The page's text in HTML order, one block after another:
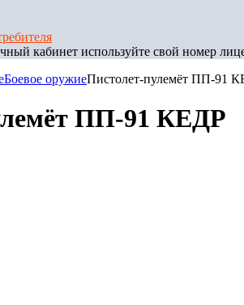
кабинет используйте свой номер
Боевое оружиеПистолет-пулемёт ПП-91
ПП-91 КЕДР